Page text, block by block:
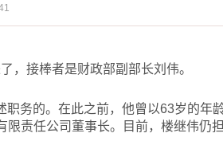
，接棒者是财政部副部长刘伟。
务的。在此之前，他曾以63岁的年
责任公司董事长。目前，楼继伟仍